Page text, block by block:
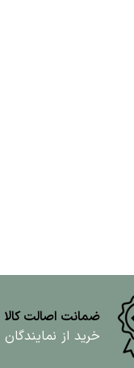
ضمانت اصالت کالا
خرید از